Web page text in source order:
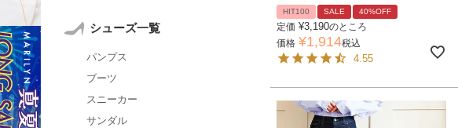
シューズ一覧
パンプス
ブーツ
スニーカー
サンダル
HIT100 SALE 40%OFF
定価 ¥3,190のところ
価格 ¥1,914税込
4.55